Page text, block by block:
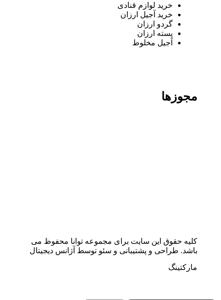
خرید لوازم قنادی
خرید آجیل ارزان
گردو ارزان
پسته ارزان
آجیل مخلوط
مجوزها
کلیه حقوق این سایت برای مجموعه توانا محفوظ می
باشد. طراحی و پشتیبانی و سئو توسط آژانس دیجیتال
مارکتینگ